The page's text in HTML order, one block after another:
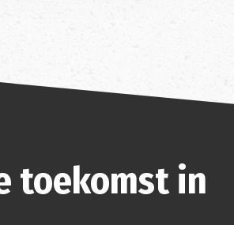
toekomst in